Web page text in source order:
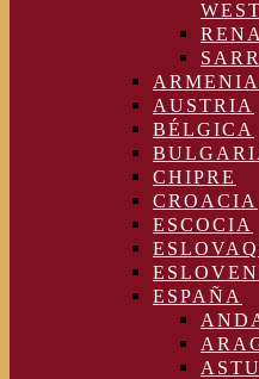
ARMENIA
AUSTRIA
BÉLGICA
CHIPRE
CROACIA
ESCOCIA
ESPAÑA